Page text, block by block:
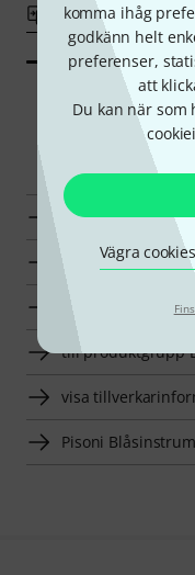
komma ihåg
godkänn helt
preferenser,
att
Du kan när som
Vägra cookies
Jämför
Pisoni
till produktgrupp
till produktgrupp
till produktgrupp
visa
Pisoni